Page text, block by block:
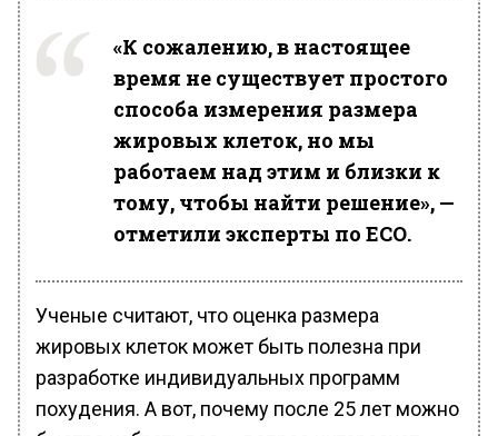
«К сожалению, в настоящее
время не существует простого
способа измерения размера
жировых клеток, но мы
работаем над этим и близки к
тому, чтобы найти решение», —
отметили эксперты по ЕСО.
Ученые считают, что оценка размера
жировых клеток может быть полезна при
разработке индивидуальных программ
похудения. А вот, почему после 25 лет можно